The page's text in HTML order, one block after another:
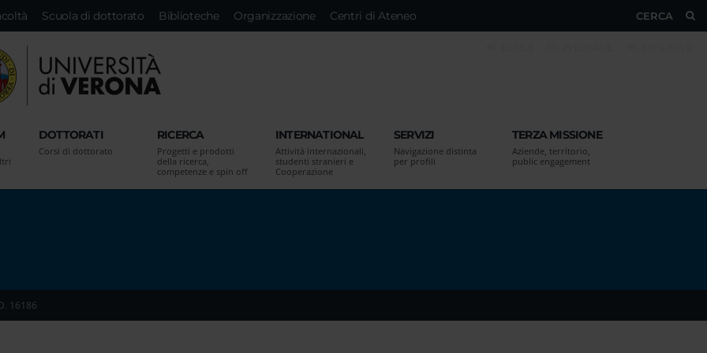
CERCA
Scuola di dottorato Biblioteche Organizzazione Centri di Ateneo
DOTTORATI
Corsi di dottorato
RICERCA
Progetti e prodotti
della ricerca,
competenze e spin off
INTERNATIONAL
Attività internazionali,
studenti stranieri e
Cooperazione
SERVIZI
Navigazione distinta
per profili
TERZA MISSIONE
Aziende, territorio,
public engagement
16186